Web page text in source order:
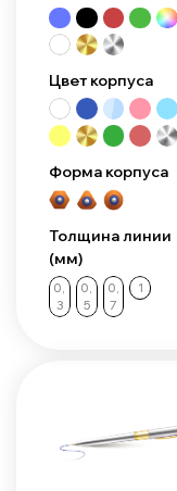
Цвет корпуса
Форма корпуса
Толщина линии
(мм)
0,
3
0,
5
0,
7
1